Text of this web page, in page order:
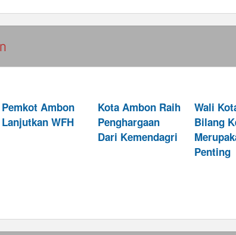
Pemkot Ambon
Lanjutkan WFH
Kota Ambon Raih
Penghargaan
Dari Kemendagri
Wali
Bilang
Penting